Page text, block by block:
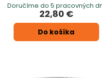
Doručíme do 5 pracovných
22,80 €
Do košíka